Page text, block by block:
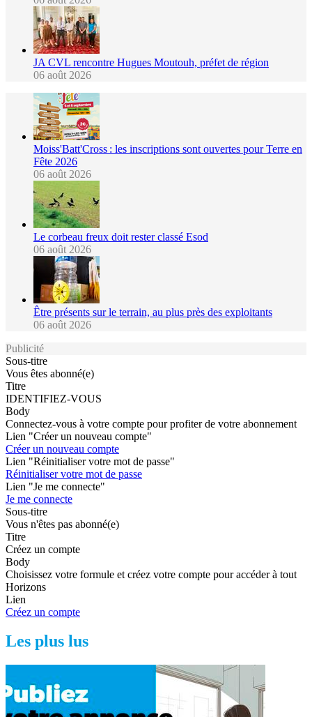
JA CVL rencontre Hugues Moutouh, préfet de région
06 août 2026
Moiss'Batt'Cross : les inscriptions sont ouvertes pour Terre en
Fête 2026
06 août 2026
Le corbeau freux doit rester classé Esod
06 août 2026
Être présents sur le terrain, au plus près des exploitants
06 août 2026
Publicité
Sous-titre
Vous êtes abonné(e)
Titre
IDENTIFIEZ-VOUS
Body
Connectez-vous à votre compte pour profiter de votre abonnement
Lien "Créer un nouveau compte"
Créer un nouveau compte
Lien "Réinitialiser votre mot de passe"
Réinitialiser votre mot de passe
Lien "Je me connecte"
Je me connecte
Sous-titre
Vous n'êtes pas abonné(e)
Titre
Créez un compte
Body
Choisissez votre formule et créez votre compte pour accéder à tout
Horizons
Lien
Créez un compte
Les plus lus